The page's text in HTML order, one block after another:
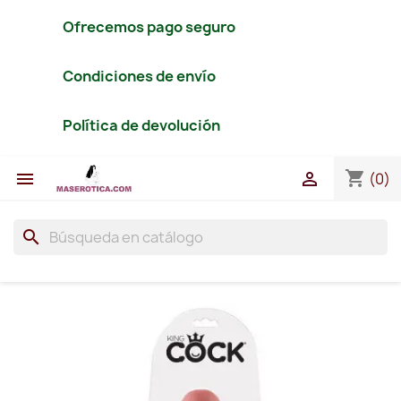
Ofrecemos pago seguro
Condiciones de envío
Política de devolución
 shopping_cart (0)

search